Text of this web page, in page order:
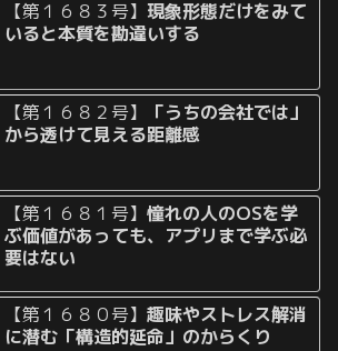
【第１６８３号】現象形態だけをみて
いると本質を勘違いする
【第１６８２号】
「うちの会社では」
から透けて見える距離感
【第１６８１号】憧れの人のOSを学
ぶ価値があっても、アプリまで学ぶ必
要はない
【第１６８０号】趣味やストレス解消
に潜む「構造的延命」のからくり